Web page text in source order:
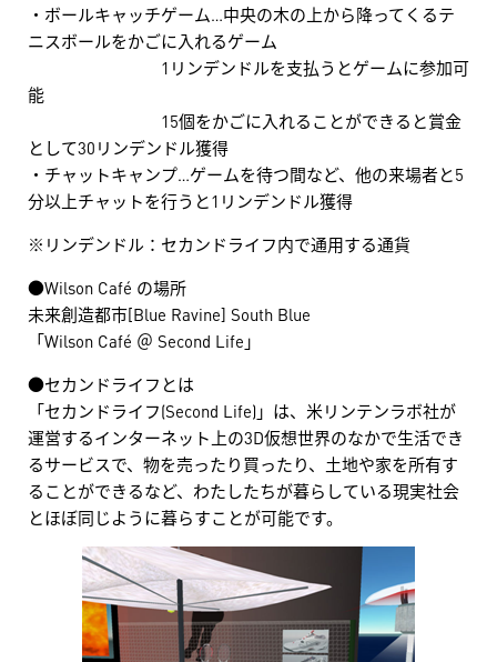
・ボールキャッチゲーム…中央の木の上から降ってくるテ
ニスボールをかごに入れるゲーム
1リンデンドルを支払うとゲームに参加可
能
15個をかごに入れることができると賞金
として30リンデンドル獲得
・チャットキャンプ…ゲームを待つ間など、他の来場者と5
分以上チャットを行うと1リンデンドル獲得
※リンデンドル：セカンドライフ内で通用する通貨
●Wilson Café の場所
未来創造都市[Blue Ravine] South Blue
「Wilson Café ＠ Second Life」
●セカンドライフとは
「セカンドライフ(Second Life)」は、米リンテンラボ社が
運営するインターネット上の3D仮想世界のなかで生活でき
るサービスで、物を売ったり買ったり、土地や家を所有す
ることができるなど、わたしたちが暮らしている現実社会
とほぼ同じように暮らすことが可能です。